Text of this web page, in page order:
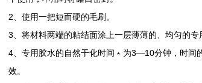
2、使用一把短而硬的毛刷。
3、将材料两端的粘结面涂上一层薄薄的、均匀的专
4、专用胶水的自然干化时间﹡为3—10分钟，时间
效。